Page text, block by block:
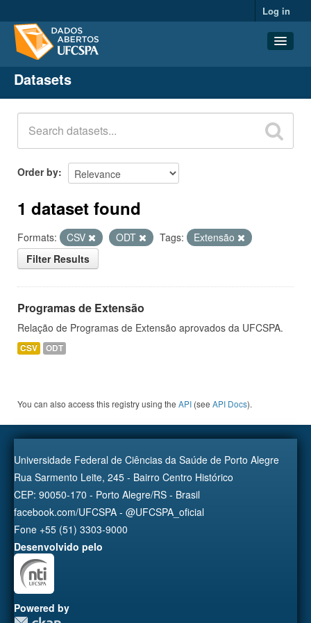
Log in
Datasets
Organizations
Groups
About
Datasets
Order by
1 dataset found
Formats: CSV ODT Tags:
Extensão
Filter Results
Programas de Extensão
Relação de Programas de Extensão aprovados da UFCSPA.
CSV ODT
You can also access this registry using the API (see API Docs).
Universidade Federal de Ciências da Saúde de Porto Alegre
Rua Sarmento Leite, 245 - Bairro Centro Histórico
CEP: 90050-170 - Porto Alegre/RS - Brasil
facebook.com/UFCSPA - @UFCSPA_oficial
Fone +55 (51) 3303-9000
Desenvolvido pelo
Powered by